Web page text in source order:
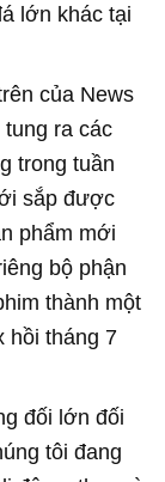
lớn khác tại
của News
ra các
trong tuần
sắp được
phẩm mới
bộ phận
thành một
hồi tháng 7
đối lớn đối
tôi đang